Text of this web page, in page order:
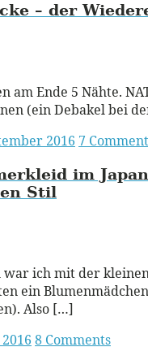
– der
am Ende 5 Nähte.
(ein Debakel bei
2016 7
im
Stil
war ich mit der
ein
Also […]
8 Comments